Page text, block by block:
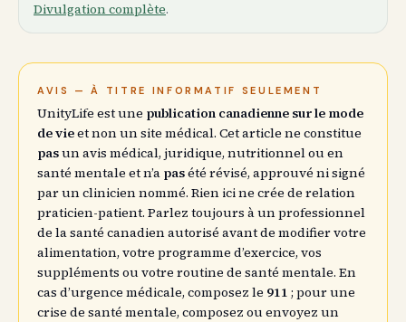
Divulgation complète.
AVIS — À TITRE INFORMATIF SEULEMENT
UnityLife est une publication canadienne sur le mode
de vieet non un site médical. Cet article ne constitue
pasun avis médical, juridique, nutritionnel ou en
santé mentale et n’a pasété révisé, approuvé ni signé
par un clinicien nommé. Rien ici ne crée de relation
praticien-patient. Parlez toujours à un professionnel
de la santé canadien autorisé avant de modifier votre
alimentation, votre programme d’exercice, vos
suppléments ou votre routine de santé mentale. En
cas d’urgence médicale, composez le 911 ; pour une
crise de santé mentale, composez ou envoyez un